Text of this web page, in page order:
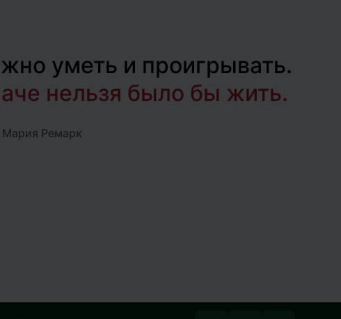
уметь и проигрывать.
нельзя было бы жить.
Мария Ремарк